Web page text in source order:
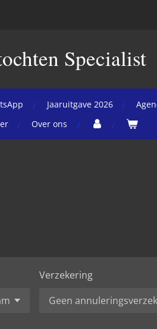
Specialist
Jaaruitgave 2026
Over ons
Verzekering